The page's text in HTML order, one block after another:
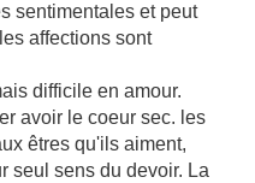
sentimentales et peut
affections sont
difficile en amour.
avoir le coeur sec. les
êtres qu'ils aiment,
seul sens du devoir. La